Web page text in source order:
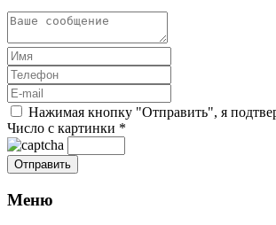
Нажимая кнопку "Отправить", я
Число с картинки *
Меню